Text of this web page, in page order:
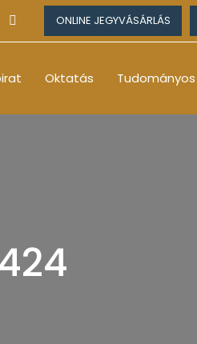
ONLINE JEGYVÁSÁRLÁS
Oktatás